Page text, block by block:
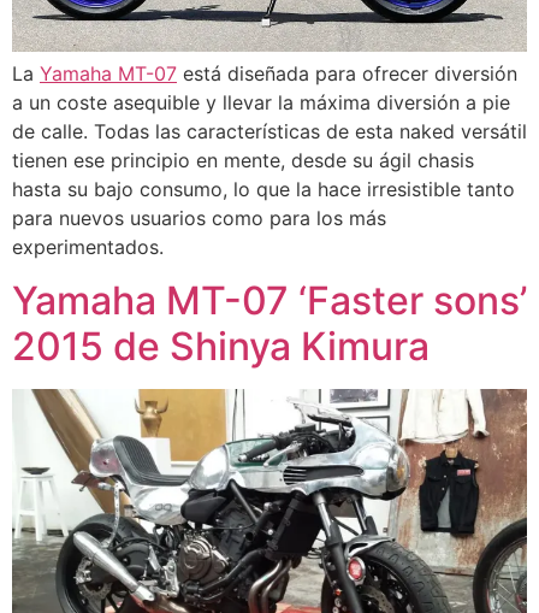
La Yamaha MT-07 está diseñada para ofrecer diversión
a un coste asequible y llevar la máxima diversión a pie
de calle. Todas las características de esta naked versátil
tienen ese principio en mente, desde su ágil chasis
hasta su bajo consumo, lo que la hace irresistible tanto
para nuevos usuarios como para los más
experimentados.
Yamaha MT-07 ‘Faster sons’
2015 de Shinya Kimura